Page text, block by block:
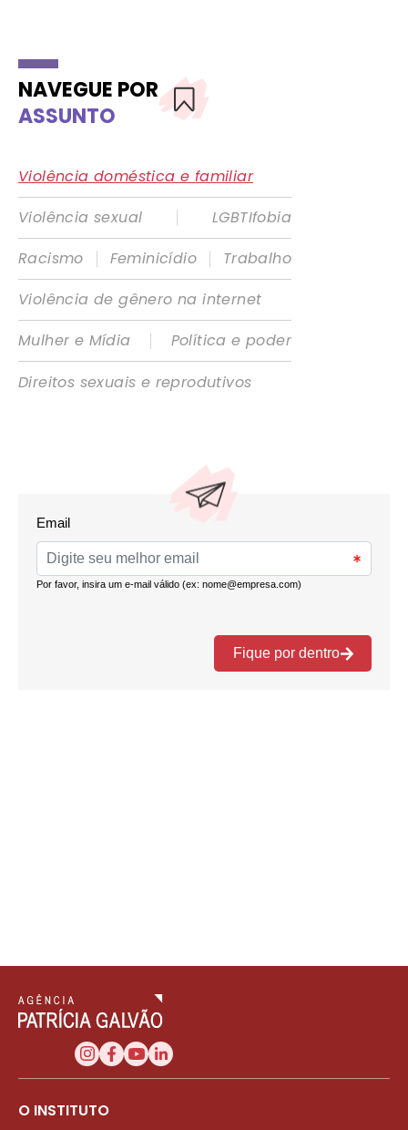
NAVEGUE POR
ASSUNTO
Violência doméstica e familiar
Violência sexual
|
LGBTIfobia
Racismo
| Feminicídio |
Trabalho
Violência de gênero na internet
Mulher e Mídia
|
Política e poder
Direitos sexuais e reprodutivos
O INSTITUTO